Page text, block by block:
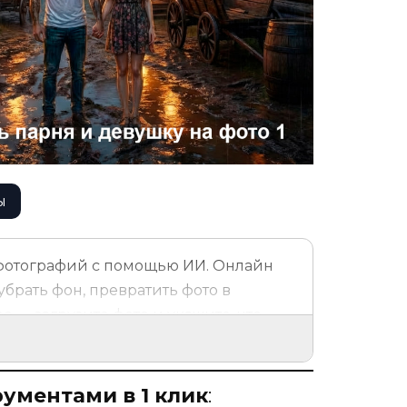
с помощью ИИ. Онлайн
фон, превратить фото в
— загрузите фото и укажите, что
,Реставрация фото,Рисунок по
в 1 клик: